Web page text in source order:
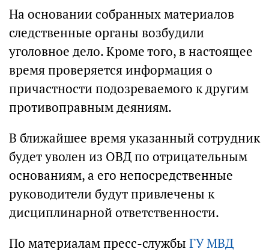
На основании собранных материалов
следственные органы возбудили
уголовное дело. Кроме того, в настоящее
время проверяется информация о
причастности подозреваемого к другим
противоправным деяниям.
В ближайшее время указанный сотрудник
будет уволен из ОВД по отрицательным
основаниям, а его непосредственные
руководители будут привлечены к
дисциплинарной ответственности.
По материалам пресс-службы ГУ МВД